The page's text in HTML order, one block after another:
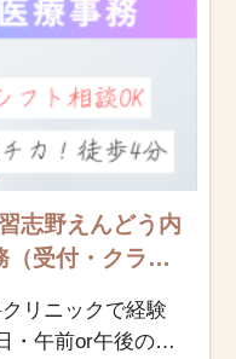
志野えんどう内
（受付・クラー
リニックで経験
・午前or午後のみ